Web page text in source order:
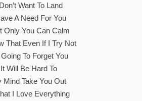
Want To Land
A Need For You
Only You Can Calm
That Even If I Try Not
Going To Forget You
It Will Be Hard To
Mind Take You Out
I Love Everything